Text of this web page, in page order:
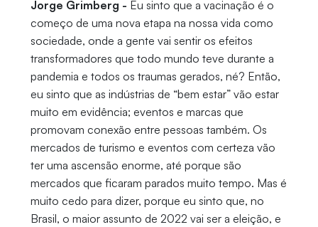
Jorge Grimberg - Eu sinto que a vacinação é o
começo de uma nova etapa na nossa vida como
sociedade, onde a gente vai sentir os efeitos
transformadores que todo mundo teve durante a
pandemia e todos os traumas gerados, né? Então,
eu sinto que as indústrias de “bem estar” vão estar
muito em evidência; eventos e marcas que
promovam conexão entre pessoas também. Os
mercados de turismo e eventos com certeza vão
ter uma ascensão enorme, até porque são
mercados que ficaram parados muito tempo. Mas é
muito cedo para dizer, porque eu sinto que, no
Brasil, o maior assunto de 2022 vai ser a eleição, e